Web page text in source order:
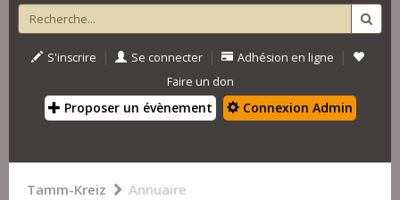
S'inscrire | Se connecter | Adhésion en ligne |
Faire un don
Proposer un évènement Connexion Admin
Tamm-Kreiz Annuaire